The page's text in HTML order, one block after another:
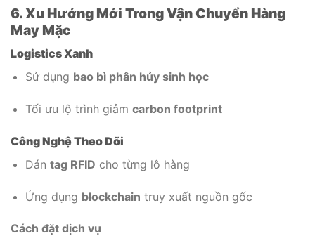
6. Xu Hướng Mới Trong Vận Chuyển Hàng
May Mặc
Logistics Xanh
Sử dụng bao bì phân hủy sinh học
Tối ưu lộ trình giảm carbon footprint
Công Nghệ Theo Dõi
Dán tag RFID cho từng lô hàng
Ứng dụng blockchain truy xuất nguồn gốc
Cách đặt dịch vụ